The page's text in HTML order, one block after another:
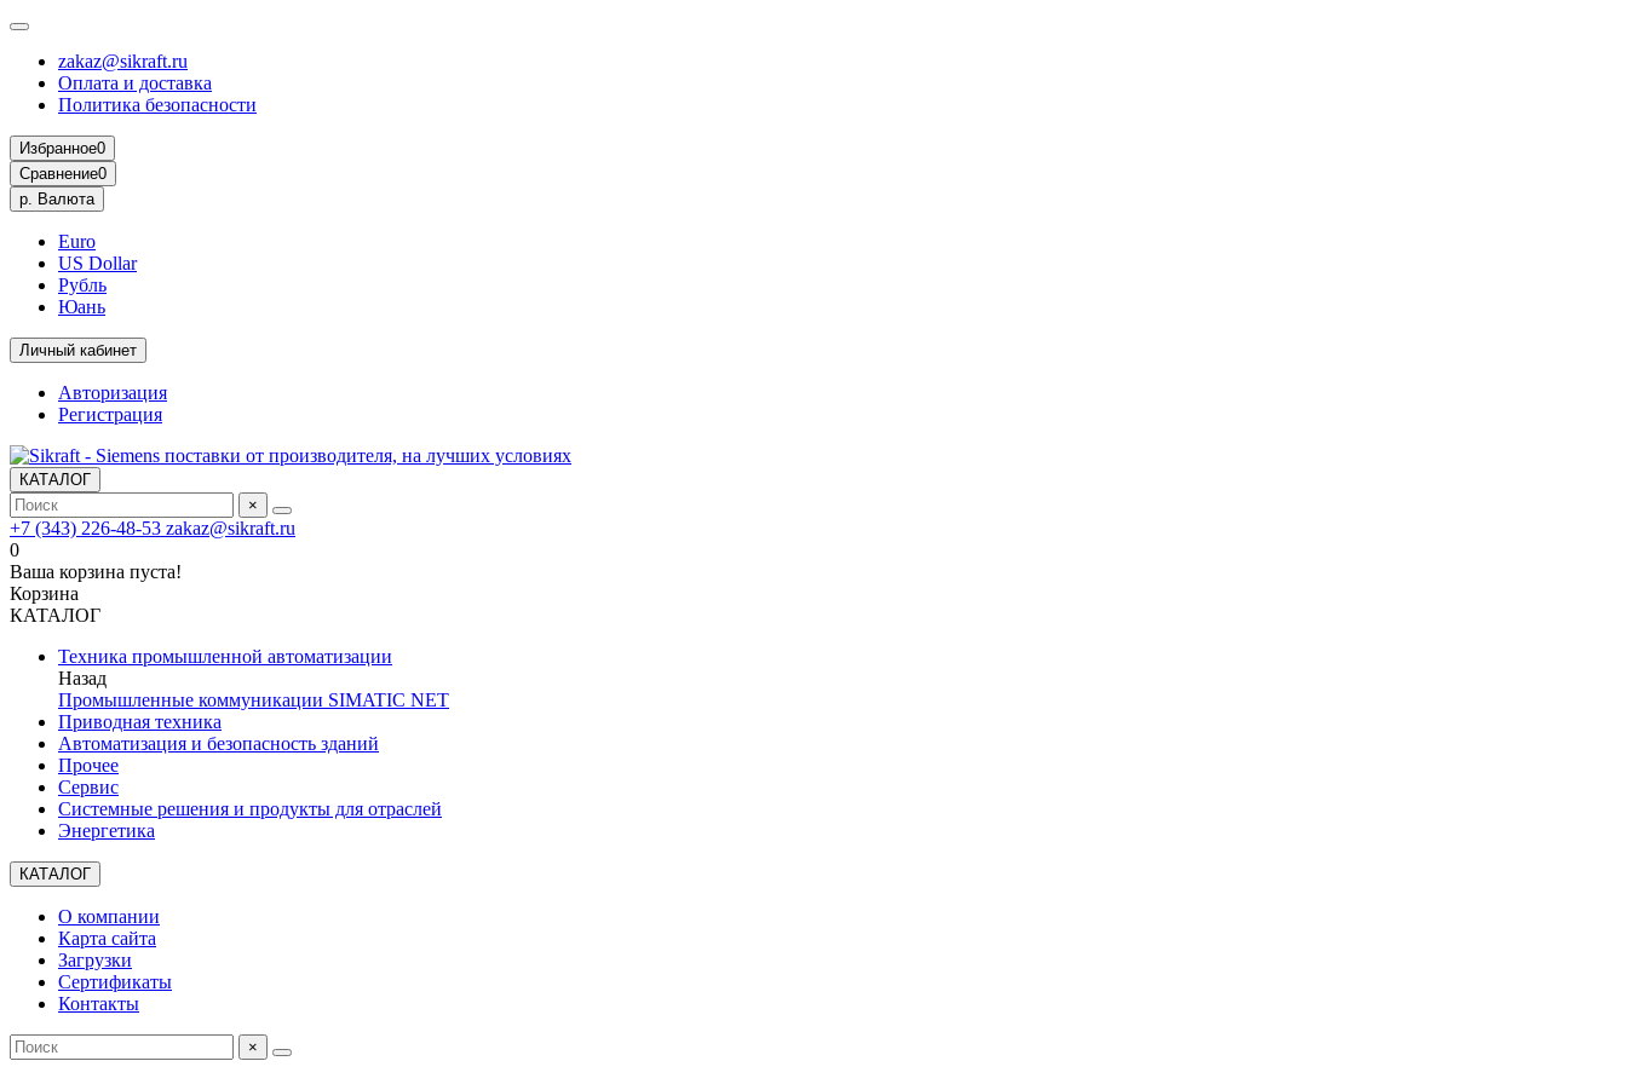
zakaz@sikraft.ru
Оплата и доставка
Политика безопасности
Избранное0
Сравнение0
р. Валюта
Euro
US Dollar
Рубль
Юань
Личный кабинет
Авторизация
Регистрация
КАТАЛОГ
×
+7 (343) 226-48-53 zakaz@sikraft.ru
0
Ваша корзина пуста!
Корзина
КАТАЛОГ
Техника промышленной автоматизации
Назад
Промышленные коммуникации SIMATIC NET
Приводная техника
Автоматизация и безопасность зданий
Прочее
Сервис
Системные решения и продукты для отраслей
Энергетика
КАТАЛОГ
О компании
Карта сайта
Загрузки
Сертификаты
Контакты
×